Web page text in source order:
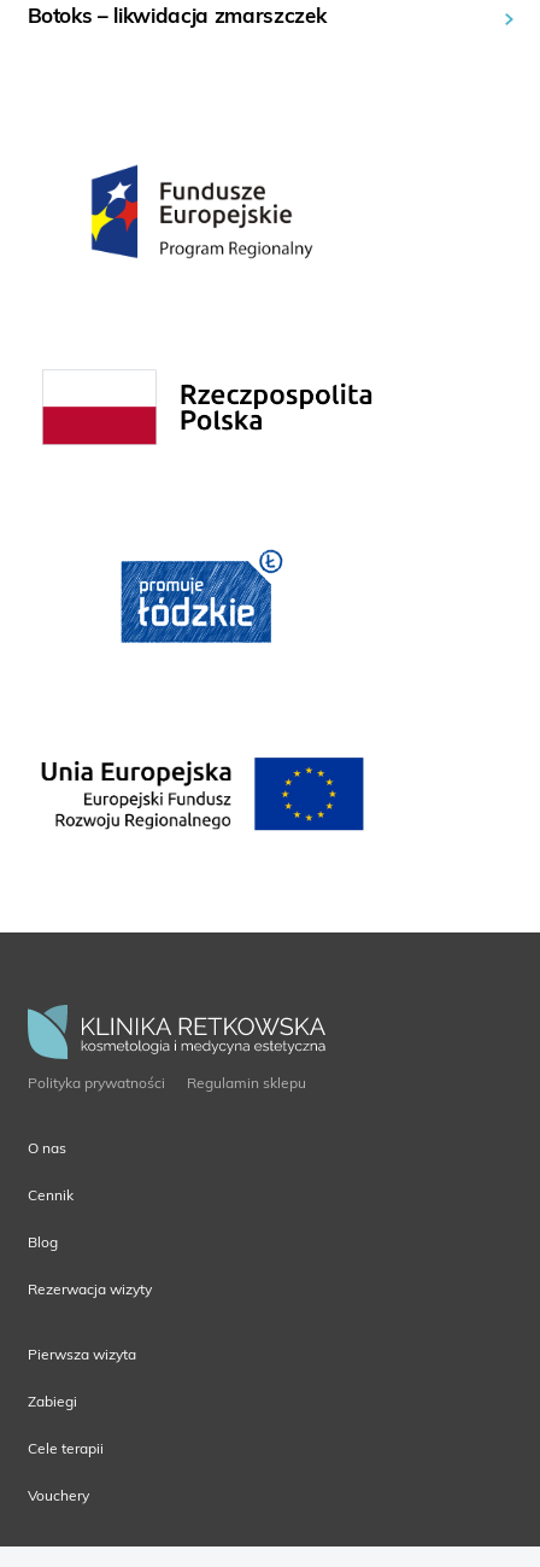
Botoks – likwidacja zmarszczek
Polityka prywatności Regulamin sklepu
O nas
Cennik
Blog
Rezerwacja wizyty
Pierwsza wizyta
Zabiegi
Cele terapii
Vouchery